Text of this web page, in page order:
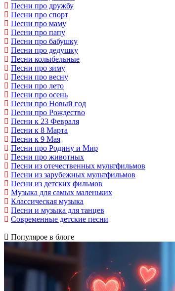
Песни про дружбу
Песни про спорт
Песни про маму
Песни про папу
Песни про бабушку
Песни про дедушку
Песни колыбельные
Песни про зиму
Песни про весну
Песни про лето
Песни про осень
Песни про Новый год
Песни про Рождество
Песни к 23 Февраля
Песни к 8 Марта
Песни к 9 Мая
Песни про Родину и Мир
Песни про животных
Песни из отечественных мультфильмов
Песни из зарубежных мультфильмов
Песни из детских фильмов
Музыка для самых маленьких
Классическая музыка
Песни и музыка для танцев
Современные детские песни
Популярое в блоге